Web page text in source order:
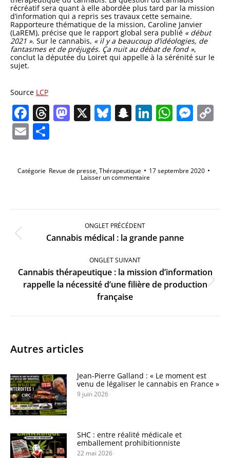
récréatif sera quant à elle abordée plus tard par la mission
d’information qui a repris ses travaux cette semaine.
Rapporteure thématique de la mission, Caroline Janvier
(LaREM), précise que le rapport global sera publié « début
2021 ». Sur le cannabis, « il y a beaucoup d’idéologies, de
fantasmes et de préjugés. Ça nuit au débat de fond »,
conclut la députée du Loiret qui appelle à la sérénité sur le
sujet.
Source LCP
Facebook
Threads
Mastodon
X Bluesky
Snapchat
LinkedIn
Email
Catégorie Revue de presse,Thérapeutique 17 septembre 2020
Laisser un commentaire
Navigation
commentaire
ONGLET PRÉCÉDENT
Onglet
précédent
Cannabis médical : la grande panne
ONGLET SUIVANT
Onglet
Cannabis thérapeutique : la mission d’information
rappelle la nécessité d’une filière de production
française
Autres articles
Jean-Pierre Galland : « Le moment est
venu de légaliser le cannabis en France »
9 juin 2026
SHC : entre réalité médicale et
emballement prohibitionniste
22 mai 2026